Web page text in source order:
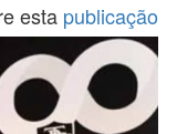
esta publicação